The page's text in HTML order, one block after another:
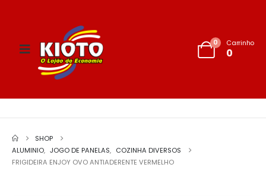
0 Carrinho
0
SHOP
ALUMINIO, JOGO DE PANELAS, COZINHA DIVERSOS
FRIGIDEIRA ENJOY OVO ANTIADERENTE VERMELHO